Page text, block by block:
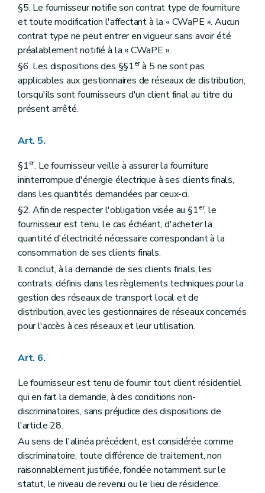
§5. Le fournisseur notifie son contrat type de fourniture
et toute modification l'affectant à la « CWaPE ». Aucun
contrat type ne peut entrer en vigueur sans avoir été
préalablement notifié à la « CWaPE ».
§6. Les dispositions des §§1erà 5 ne sont pas
applicables aux gestionnaires de réseaux de distribution,
lorsqu'ils sont fournisseurs d'un client final au titre du
présent arrêté.
Art. 5.
§1er. Le fournisseur veille à assurer la fourniture
ininterrompue d'énergie électrique à ses clients finals,
dans les quantités demandées par ceux-ci.
§2. Afin de respecter l'obligation visée au §1er, le
fournisseur est tenu, le cas échéant, d'acheter la
quantité d'électricité nécessaire correspondant à la
consommation de ses clients finals.
Il conclut, à la demande de ses clients finals, les
contrats, définis dans les règlements techniques pour la
gestion des réseaux de transport local et de
distribution, avec les gestionnaires de réseaux concernés
pour l'accès à ces réseaux et leur utilisation.
Art. 6.
Le fournisseur est tenu de fournir tout client résidentiel
qui en fait la demande, à des conditions non-
discriminatoires, sans préjudice des dispositions de
l'article 28.
Au sens de l'alinéa précédent, est considérée comme
discriminatoire, toute différence de traitement, non
raisonnablement justifiée, fondée notamment sur le
statut, le niveau de revenu ou le lieu de résidence.